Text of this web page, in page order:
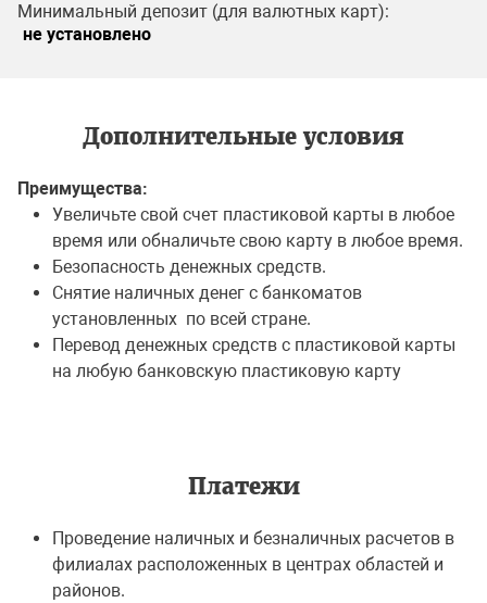
Минимальный депозит (для валютных карт):
не установлено
Дополнительные условия
Преимущества:
Увеличьте свой счет пластиковой карты в любое
время или обналичьте свою карту в любое время.
Безопасность денежных средств.
Снятие наличных денег с банкоматов
установленных по всей стране.
Перевод денежных средств с пластиковой карты
на любую банковскую пластиковую карту
Платежи
Проведение наличных и безналичных расчетов в
филиалах расположенных в центрах областей и
районов.